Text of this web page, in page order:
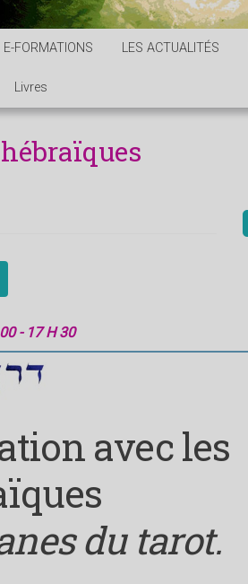
E-FORMATIONS LES ACTUALITÉS
Livres
- 17 H 30
avec les
du tarot.